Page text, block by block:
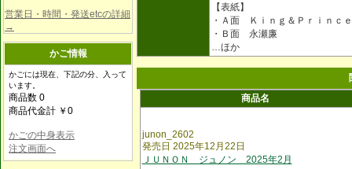
営業日・時間・発送etcの詳細
→
かご情報
かごには現在、下記の分、入って
います。
商品数 0
商品代金計 ￥0
かごの中身表示
注文画面へ
【表紙】
・Ａ面 Ｋｉｎｇ＆Ｐｒｉｎｃｅ
・Ｂ面 永瀬廉
…ほか
商品名
junon_2602
発売日 2025年12月22日
ＪＵＮＯＮ ジュノン 2025年2月